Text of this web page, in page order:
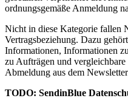
ordnungsgemäße Anmeldung
Nicht in diese Kategorie fallen
Vertragsbeziehung. Dazu
Informationen, Informationen
zu Aufträgen und
Abmeldung aus dem
TODO: SendinBlue